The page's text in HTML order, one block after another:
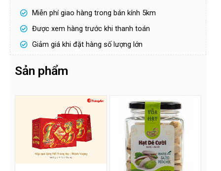
Miễn phí giao hàng trong bán kính 5km
Được xem hàng trước khi thanh toán
Giảm giá khi đặt hàng số lượng lớn
Sản phẩm